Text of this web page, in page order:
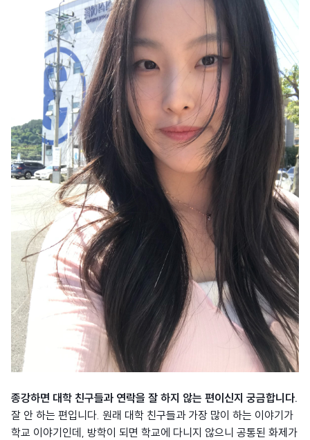
종강하면 대학 친구들과 연락을 잘 하지 않는 편이신지 궁금합니다.
잘 안 하는 편입니다. 원래 대학 친구들과 가장 많이 하는 이야기가
학교 이야기인데, 방학이 되면 학교에 다니지 않으니 공통된 화제가